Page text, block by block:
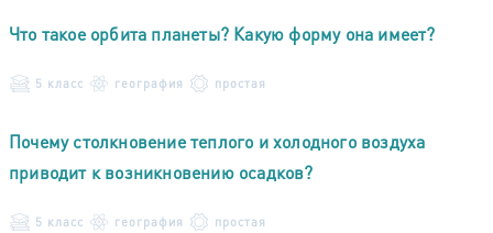
Что такое орбита планеты? Какую форму она имеет?
5 класс география простая
Почему столкновение теплого и холодного воздуха
приводит к возникновению осадков?
5 класс география простая